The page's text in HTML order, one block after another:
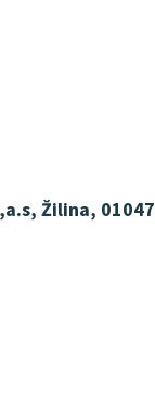
Žilina, 01047